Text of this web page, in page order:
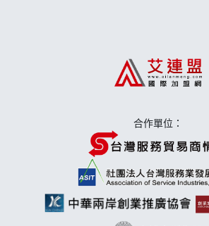
莫尼早餐Morni加盟說明會
合作單位：